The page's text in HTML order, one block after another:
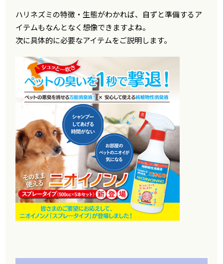
ハリネズミの特徴・生態がわかれば、自ずと準備するア
イテムもなんとなく想像できますよね。
次に具体的に必要なアイテムをご説明します。